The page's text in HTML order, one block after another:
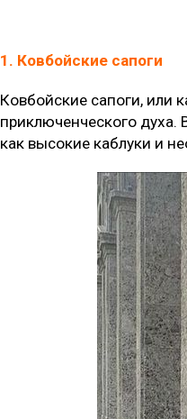
1. Ковбойские сапоги
Ковбойские сапоги, или
приключенческого духа.
как высокие каблуки и